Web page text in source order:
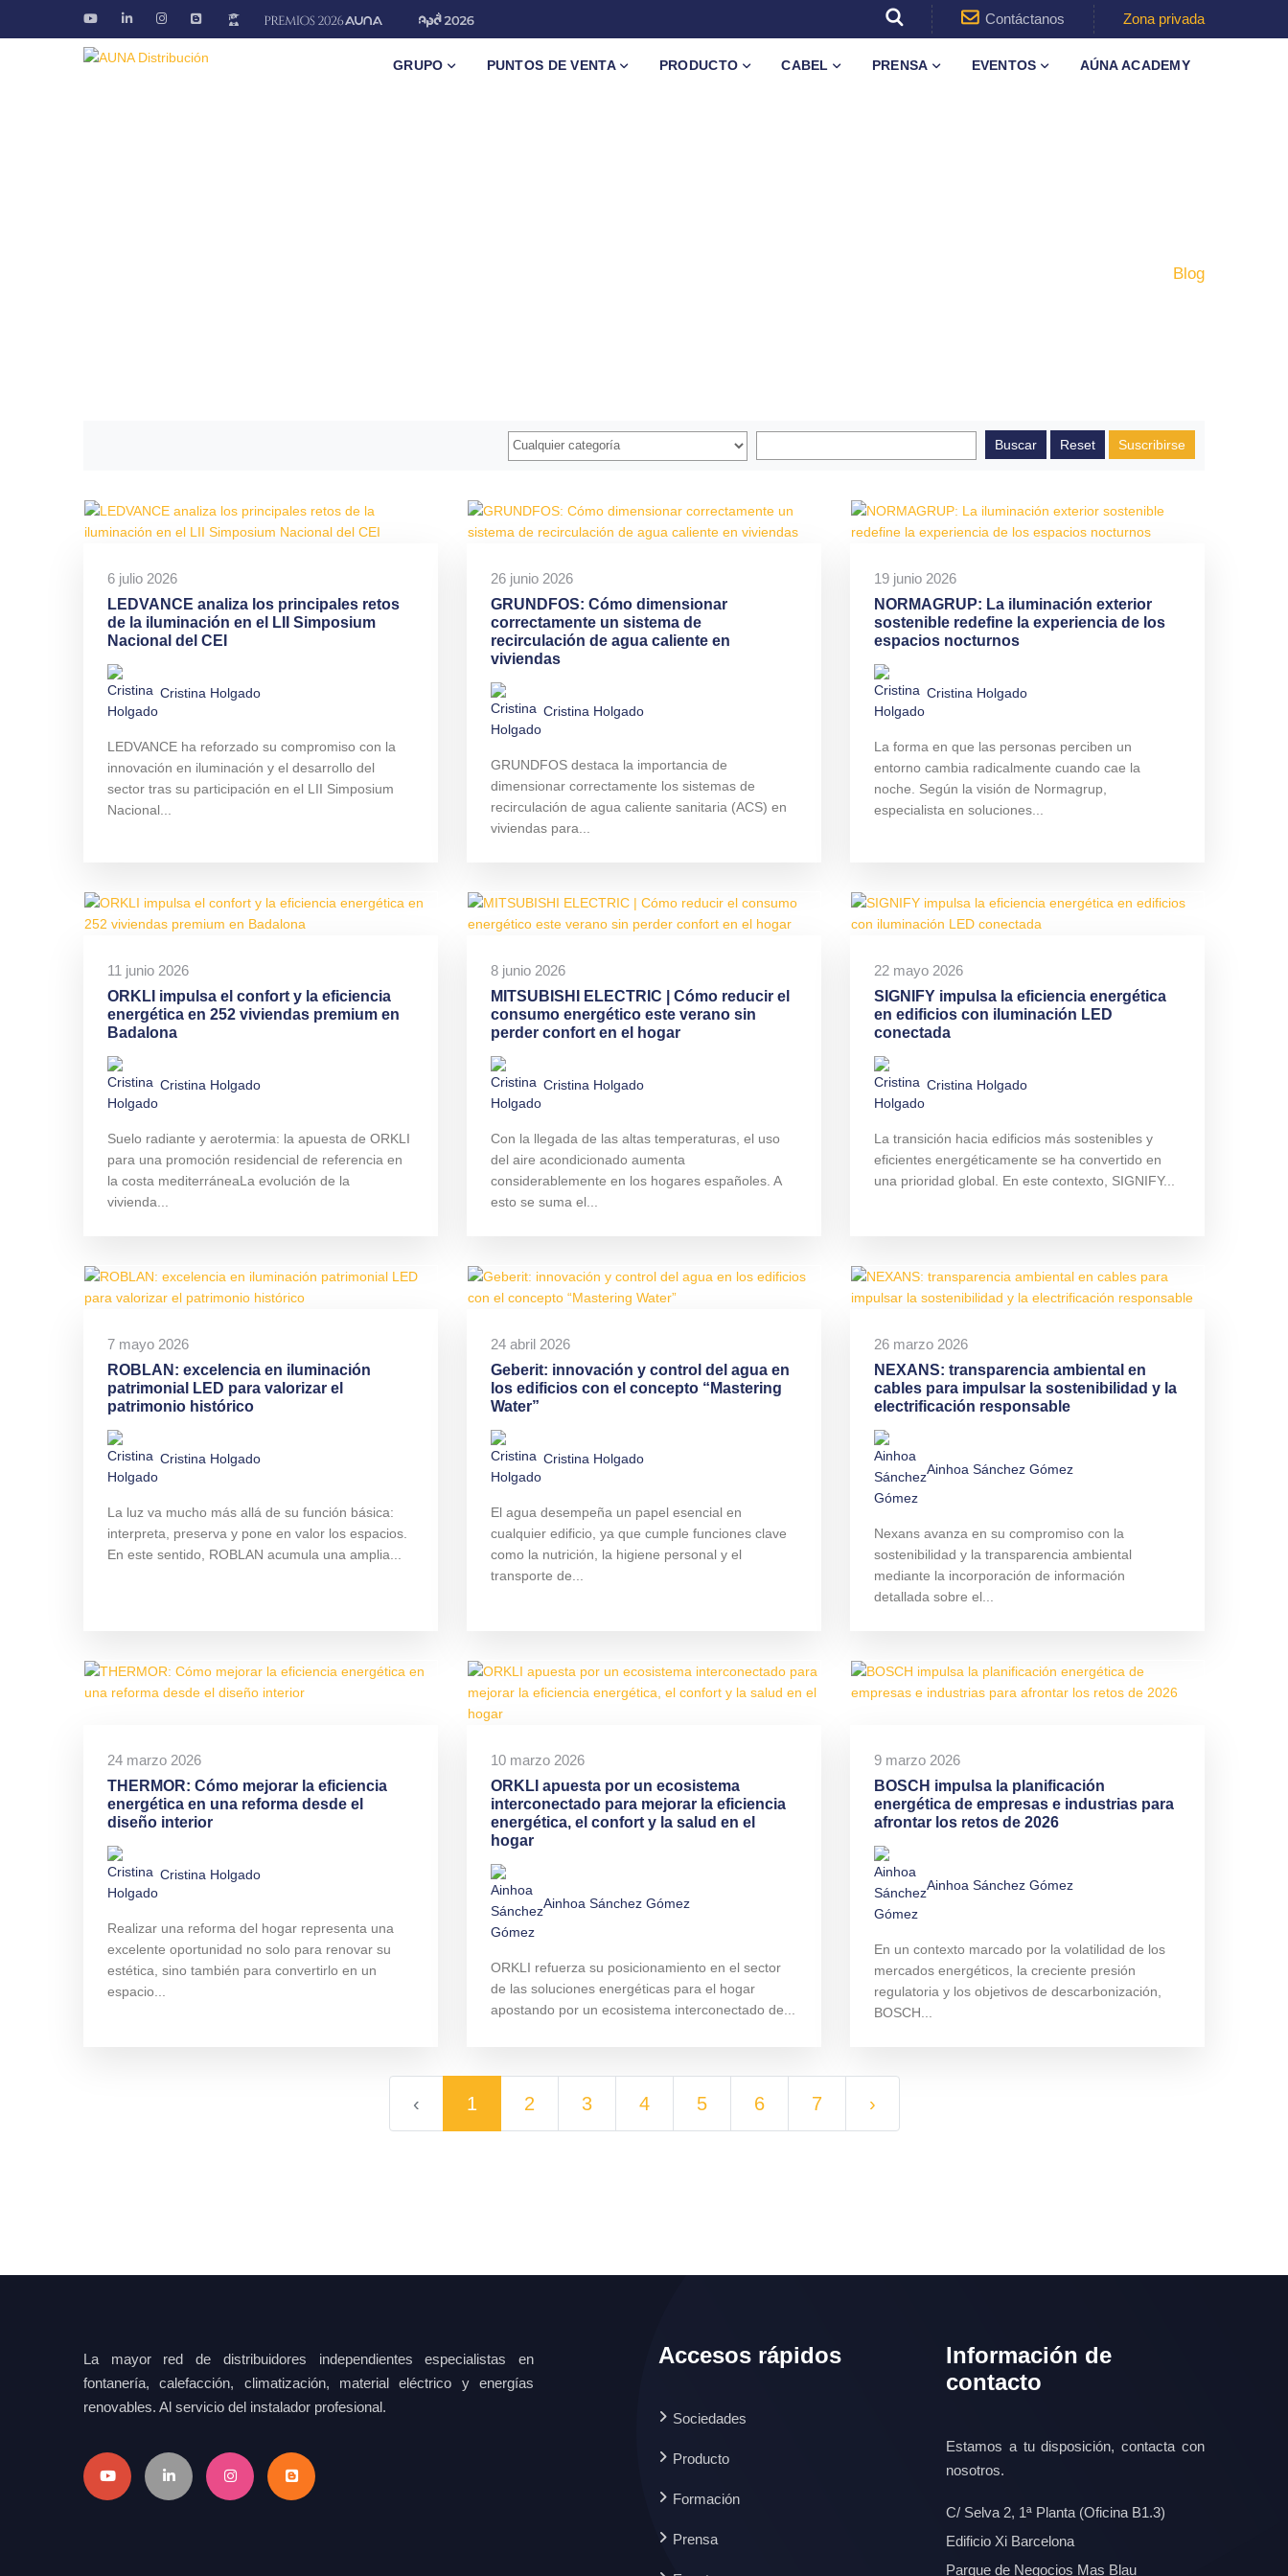
Contáctanos Zona privada
GRUPO PUNTOS DE VENTA PRODUCTO CABEL PRENSA EVENTOS AÚNA ACADEMY
Blog
Suscribirse
6 julio 2026
LEDVANCE analiza los principales retos
de la iluminación en el LII Simposium
Nacional del CEI
Cristina Holgado
LEDVANCE ha reforzado su compromiso con la
innovación en iluminación y el desarrollo del
sector tras su participación en el LII Simposium
Nacional...
26 junio 2026
GRUNDFOS: Cómo dimensionar
correctamente un sistema de
recirculación de agua caliente en
viviendas
Cristina Holgado
GRUNDFOS destaca la importancia de
dimensionar correctamente los sistemas de
recirculación de agua caliente sanitaria (ACS) en
viviendas para...
19 junio 2026
NORMAGRUP: La iluminación exterior
sostenible redefine la experiencia de los
espacios nocturnos
Cristina Holgado
La forma en que las personas perciben un
entorno cambia radicalmente cuando cae la
noche. Según la visión de Normagrup,
especialista en soluciones...
11 junio 2026
ORKLI impulsa el confort y la eficiencia
energética en 252 viviendas premium en
Badalona
Cristina Holgado
Suelo radiante y aerotermia: la apuesta de ORKLI
para una promoción residencial de referencia en
la costa mediterráneaLa evolución de la
vivienda...
8 junio 2026
MITSUBISHI ELECTRIC | Cómo reducir el
consumo energético este verano sin
perder confort en el hogar
Cristina Holgado
Con la llegada de las altas temperaturas, el uso
del aire acondicionado aumenta
considerablemente en los hogares españoles. A
esto se suma el...
22 mayo 2026
SIGNIFY impulsa la eficiencia energética
en edificios con iluminación LED
conectada
Cristina Holgado
La transición hacia edificios más sostenibles y
eficientes energéticamente se ha convertido en
una prioridad global. En este contexto, SIGNIFY...
7 mayo 2026
ROBLAN: excelencia en iluminación
patrimonial LED para valorizar el
patrimonio histórico
Cristina Holgado
La luz va mucho más allá de su función básica:
interpreta, preserva y pone en valor los espacios.
En este sentido, ROBLAN acumula una amplia...
24 abril 2026
Geberit: innovación y control del agua en
los edificios con el concepto “Mastering
Water”
Cristina Holgado
El agua desempeña un papel esencial en
cualquier edificio, ya que cumple funciones clave
como la nutrición, la higiene personal y el
transporte de...
26 marzo 2026
NEXANS: transparencia ambiental en
cables para impulsar la sostenibilidad y la
electrificación responsable
Ainhoa Sánchez Gómez
Nexans avanza en su compromiso con la
sostenibilidad y la transparencia ambiental
mediante la incorporación de información
detallada sobre el...
24 marzo 2026
THERMOR: Cómo mejorar la eficiencia
energética en una reforma desde el
diseño interior
Cristina Holgado
Realizar una reforma del hogar representa una
excelente oportunidad no solo para renovar su
estética, sino también para convertirlo en un
espacio...
10 marzo 2026
ORKLI apuesta por un ecosistema
interconectado para mejorar la eficiencia
energética, el confort y la salud en el
hogar
Ainhoa Sánchez Gómez
ORKLI refuerza su posicionamiento en el sector
de las soluciones energéticas para el hogar
apostando por un ecosistema interconectado de...
9 marzo 2026
BOSCH impulsa la planificación
energética de empresas e industrias para
afrontar los retos de 2026
Ainhoa Sánchez Gómez
En un contexto marcado por la volatilidad de los
mercados energéticos, la creciente presión
regulatoria y los objetivos de descarbonización,
BOSCH...
‹ 1 2 3 4 5 6 7 ›
La mayor red de distribuidores independientes especialistas en
fontanería, calefacción, climatización, material eléctrico y energías
renovables. Al servicio del instalador profesional.
Accesos rápidos
Sociedades
Producto
Formación
Prensa
Información de
contacto
Estamos a tu disposición, contacta con
nosotros.
C/ Selva 2, 1ª Planta (Oficina B1.3)
Edificio Xi Barcelona
Parque de Negocios Mas Blau